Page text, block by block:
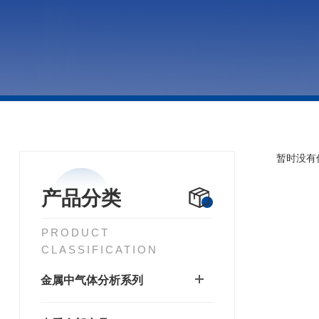
产品分类
PRODUCT
CLASSIFICATION
金属中气体分析系列
暂时没有